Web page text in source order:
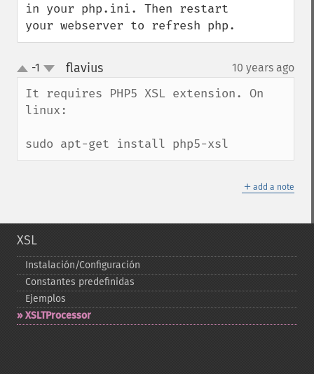
in your php.ini. Then restart
your webserver to refresh php.
up
down
-1 flavius¶ 10 years ago
It requires PHP5 XSL extension. On
linux:
sudo apt-get install php5-xsl
＋ add a note
XSL
Instalación/Configuración
Constantes predefinidas
Ejemplos
XSLTProcessor